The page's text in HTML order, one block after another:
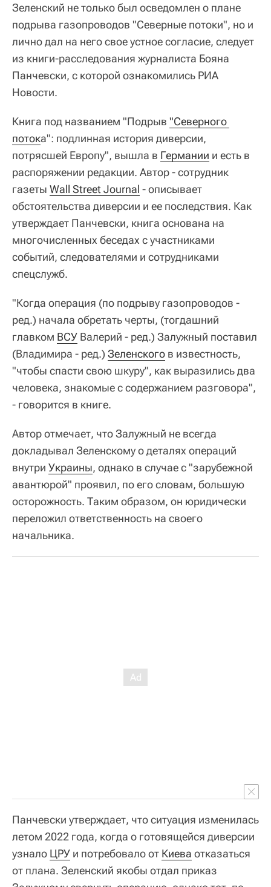
Зеленский не только был осведомлен о плане
подрыва газопроводов "Северные потоки", но и
лично дал на него свое устное согласие, следует
из книги-расследования журналиста Бояна
Панчевски, с которой ознакомились РИА
Новости.
Книга под названием "Подрыв "Северного
потока": подлинная история диверсии,
потрясшей Европу", вышла в Германии и есть в
распоряжении редакции. Автор - сотрудник
газеты Wall Street Journal - описывает
обстоятельства диверсии и ее последствия. Как
утверждает Панчевски, книга основана на
многочисленных беседах с участниками
событий, следователями и сотрудниками
спецслужб.
"Когда операция (по подрыву газопроводов -
ред.) начала обретать черты, (тогдашний
главком ВСУ Валерий - ред.) Залужный поставил
(Владимира - ред.) Зеленского в известность,
"чтобы спасти свою шкуру", как выразились два
человека, знакомые с содержанием разговора",
- говорится в книге.
Автор отмечает, что Залужный не всегда
докладывал Зеленскому о деталях операций
внутри Украины, однако в случае с "зарубежной
авантюрой" проявил, по его словам, большую
осторожность. Таким образом, он юридически
переложил ответственность на своего
начальника.
Панчевски утверждает, что ситуация изменилась
летом 2022 года, когда о готовящейся диверсии
узнало ЦРУ и потребовало от Киева отказаться
от плана. Зеленский якобы отдал приказ